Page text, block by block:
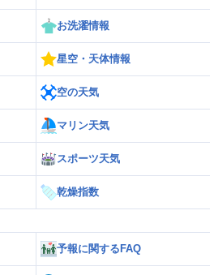
お洗濯情報
星空・天体情報
空の天気
マリン天気
スポーツ天気
乾燥指数
予報に関するFAQ